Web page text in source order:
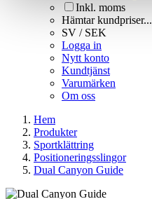
Inkl. moms
Hämtar kundpriser...
SV / SEK
Logga in
Nytt konto
Kundtjänst
Varumärken
Om oss
Hem
Produkter
Sportklättring
Positioneringsslingor
Dual Canyon Guide